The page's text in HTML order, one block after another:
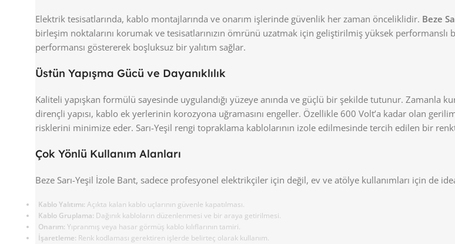
Elektrik tesisatlarında, kablo montajlarında ve onarım işlerinde güvenlik her zaman önceliklidir. Beze
birleşim noktalarını korumak ve tesisatlarınızın ömrünü uzatmak için geliştirilmiş yüksek performanslı
performansı göstererek boşluksuz bir yalıtım sağlar.
Üstün Yapışma Gücü ve Dayanıklılık
Kaliteli yapışkan formülü sayesinde uygulandığı yüzeye anında ve güçlü bir şekilde tutunur. Zamanla
dirençli yapısı, kablo ek yerlerinin korozyona uğramasını engeller. Özellikle 600 Volt’a kadar olan
risklerini minimize eder. Sarı-Yeşil rengi topraklama kablolarının izole edilmesinde tercih edilen bir
Çok Yönlü Kullanım Alanları
Beze Sarı-Yeşil İzole Bant, sadece profesyonel elektrikçiler için değil, ev ve atölye kullanımları için de
Kablo Yalıtımı: Açıkta kalan kablo uçlarının güvenle kapatılması.
Kablo Gruplama: Dağınık kabloların düzenlenmesi ve bir araya getirilmesi.
Onarım: Yıpranmış veya hasar görmüş kablo kılıflarının tamiri.
İşaretleme: Renk kodlaması gerektiren işlerde belirteç olarak kullanım.